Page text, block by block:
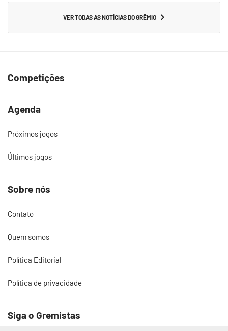
VER TODAS AS NOTÍCIAS DO GRÊMIO
Competições
Agenda
Próximos jogos
Últimos jogos
Sobre nós
Contato
Quem somos
Política Editorial
Política de privacidade
Siga o Gremistas